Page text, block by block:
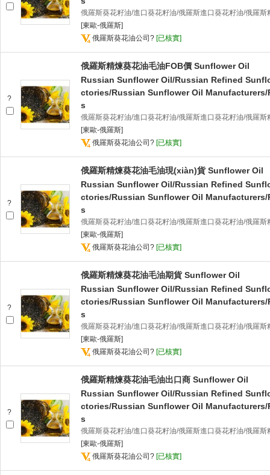
俄羅斯葵花籽油/進口葵花籽油/俄羅斯進口葵花籽油/俄羅
[東歐-俄羅斯]
俄羅斯葵花油公司 ? [已核實]
?
俄羅斯精煉葵花油毛油FOB價 Sunflower Oil
Russian Sunflower Oil/Russian Refined
ctories/Russian Sunflower Oil
s
俄羅斯葵花籽油/進口葵花籽油/俄羅斯進口葵花籽油/俄羅
[東歐-俄羅斯]
俄羅斯葵花油公司 ? [已核實]
?
俄羅斯精煉葵花油毛油現(xiàn)貨 Sunflower Oil
Russian Sunflower Oil/Russian Refined
ctories/Russian Sunflower Oil
s
俄羅斯葵花籽油/進口葵花籽油/俄羅斯進口葵花籽油/俄羅
[東歐-俄羅斯]
俄羅斯葵花油公司 ? [已核實]
?
俄羅斯精煉葵花油毛油期貨 Sunflower Oil
Russian Sunflower Oil/Russian Refined
ctories/Russian Sunflower Oil
s
俄羅斯葵花籽油/進口葵花籽油/俄羅斯進口葵花籽油/俄羅
[東歐-俄羅斯]
俄羅斯葵花油公司 ? [已核實]
?
俄羅斯精煉葵花油毛油出口商 Sunflower Oil
Russian Sunflower Oil/Russian Refined
ctories/Russian Sunflower Oil
s
俄羅斯葵花籽油/進口葵花籽油/俄羅斯進口葵花籽油/俄羅
[東歐-俄羅斯]
俄羅斯葵花油公司 ? [已核實]